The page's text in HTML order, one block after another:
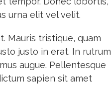
urna elit vel velit.
Mauris tristique, quam
justo in erat. In rutrum
augue. Pellentesque
sapien sit amet